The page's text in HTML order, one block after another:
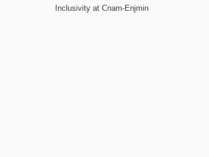
Inclusivity at Cnam-Enjmin